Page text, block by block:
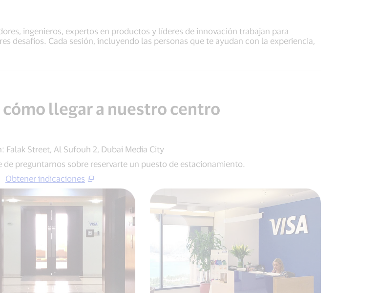
ingenieros, expertos en productos y líderes de innovación trabajan para
desafíos. Cada sesión, incluyendo las personas que te ayudan con la experiencia,
llegar a nuestro centro
Falak Street, Al Sufouh 2, Dubai Media City
de preguntarnos sobre reservarte un puesto de estacionamiento.
Obtener indicaciones